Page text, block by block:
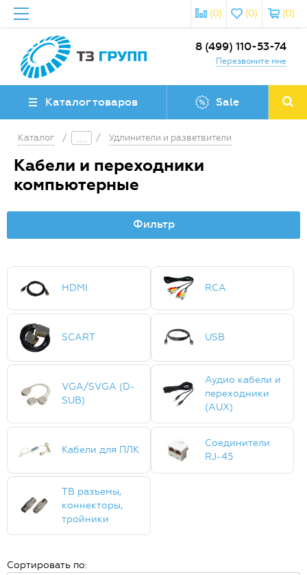
(0)
(0)
(0)
8 (499) 110-53-74
Перезвоните мне
Каталог товаров Sale
Каталог / / Удлинители и разветвители
Кабели и переходники
компьютерные
Фильтр
HDMI RCA
SCART USB
VGA/SVGA (D-
SUB)
Аудио кабели и
переходники
(AUX)
Кабели для ПЛК
Соединители
RJ-45
ТВ разъемы,
коннекторы,
тройники
Сортировать по: